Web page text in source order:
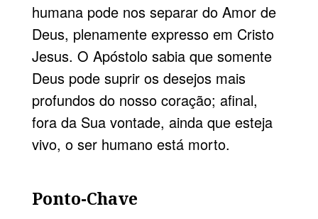
humana pode nos separar do Amor de
Deus, plenamente expresso em Cristo
Jesus. O Apóstolo sabia que somente
Deus pode suprir os desejos mais
profundos do nosso coração; afinal,
fora da Sua vontade, ainda que esteja
vivo, o ser humano está morto.
Ponto-Chave